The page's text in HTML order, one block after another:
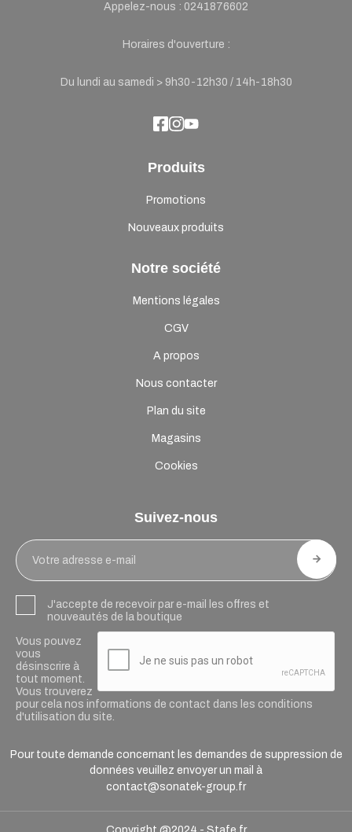
Appelez-nous : 0241876602
Horaires d'ouverture :
Du lundi au samedi > 9h30-12h30 / 14h-18h30
Produits
Promotions
Nouveaux produits
Notre société
Mentions légales
CGV
A propos
Nous contacter
Plan du site
Magasins
Cookies
Suivez-nous
J'accepte de recevoir par e-mail les offres et
nouveautés de la boutique
Vous pouvez
vous
désinscrire à
tout moment.
Vous trouverez
pour cela nos informations de contact dans les conditions
d'utilisation du site.
Pour toute demande concernant les demandes de suppression de
données veuillez envoyer un mail à
contact@sonatek-group.fr